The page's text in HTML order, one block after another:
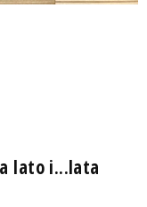
lato i...lata